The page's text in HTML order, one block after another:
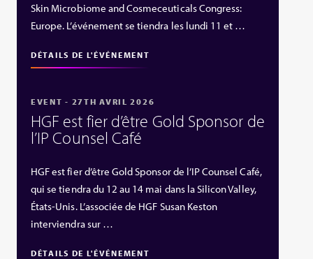
Skin Microbiome and Cosmeceuticals Congress:
Europe. L’événement se tiendra les lundi 11 et …
DÉTAILS DE L'ÉVÉNEMENT
EVENT - 27TH AVRIL 2026
HGF est fier d’être Gold Sponsor de
l’IP Counsel Café
HGF est fier d’être Gold Sponsor de l’IP Counsel Café,
qui se tiendra du 12 au 14 mai dans la Silicon Valley,
États‑Unis. L’associée de HGF Susan Keston
interviendra sur …
DÉTAILS DE L'ÉVÉNEMENT